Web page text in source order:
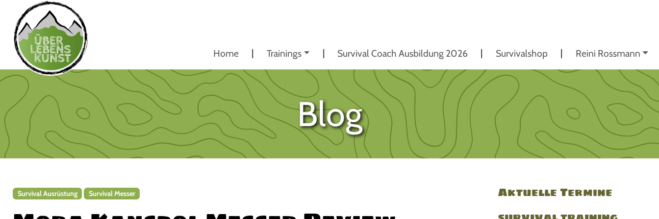
Home Trainings Survival Coach Ausbildung 2026 Survivalshop Reini Rossmann
Blog
Survival Ausrüstung Survival Messer Aktuelle Termine